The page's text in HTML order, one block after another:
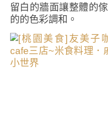
留白的牆面讓整體的
的的色彩調和。